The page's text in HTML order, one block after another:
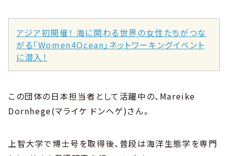
アジア初開催！ 海に関わる世界の女性たちがつな
がる「Women4Ocean」ネットワーキングイベント
に潜入！
この団体の日本担当者として活躍中の、Mareike
Dornhege(マライケ ドンヘゲ)さん。
上智大学で博士号を取得後、普段は海洋生態学を専門